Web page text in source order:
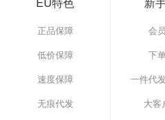
正品保障
低价保障
速度保障
无痕代发
会
下
一件代
大客